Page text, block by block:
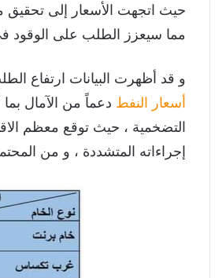
حيث اتجهت الأسعار إلى تحقيق
مما سيعزز الطلب على الوقود
و قد أظهرت البيانات ارتفاع
أسعار النفط دعماً من الآمال
التضخمية ، حيث توقع معظم
إجراءاته المتشددة ، و من